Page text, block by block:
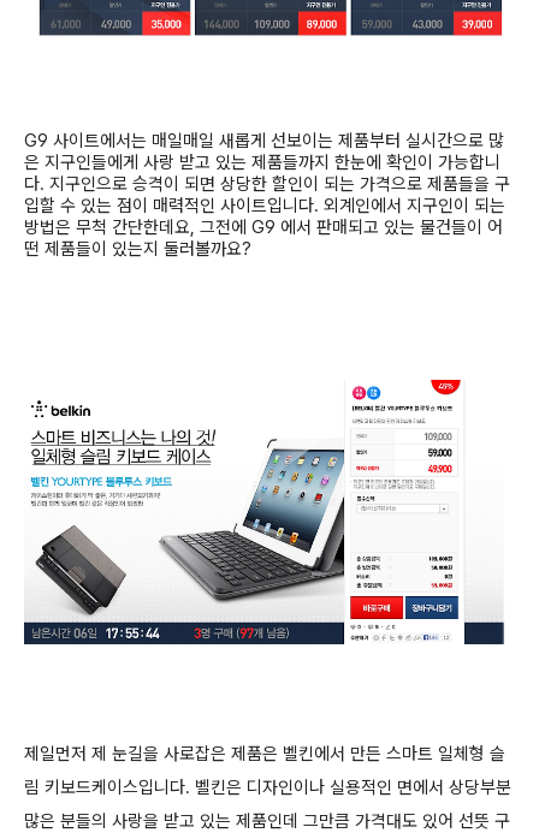
G9 사이트에서는 매일매일 새롭게 선보이는 제품부터 실시간으로 많
은 지구인들에게 사랑 받고 있는 제품들까지 한눈에 확인이 가능합니
다. 지구인으로 승격이 되면 상당한 할인이 되는 가격으로 제품들을 구
입할 수 있는 점이 매력적인 사이트입니다. 외계인에서 지구인이 되는
방법은 무척 간단한데요, 그전에 G9 에서 판매되고 있는 물건들이 어
떤 제품들이 있는지 둘러볼까요?
제일먼저 제 눈길을 사로잡은 제품은 벨킨에서 만든 스마트 일체형 슬
림 키보드케이스입니다. 벨킨은 디자인이나 실용적인 면에서 상당부분
많은 분들의 사랑을 받고 있는 제품인데 그만큼 가격대도 있어 선뜻 구